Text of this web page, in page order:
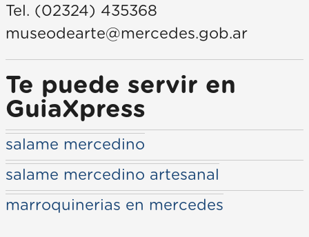
Tel. (02324) 435368
museodearte@mercedes.gob.ar
Te puede servir en
GuiaXpress
salame mercedino
salame mercedino artesanal
marroquinerias en mercedes